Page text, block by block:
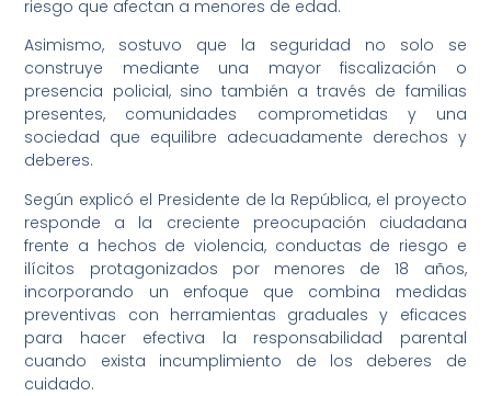
riesgo que afectan a menores de edad.
Asimismo, sostuvo que la seguridad no solo se
construye mediante una mayor fiscalización o
presencia policial, sino también a través de familias
presentes, comunidades comprometidas y una
sociedad que equilibre adecuadamente derechos y
deberes.
Según explicó el Presidente de la República, el proyecto
responde a la creciente preocupación ciudadana
frente a hechos de violencia, conductas de riesgo e
ilícitos protagonizados por menores de 18 años,
incorporando un enfoque que combina medidas
preventivas con herramientas graduales y eficaces
para hacer efectiva la responsabilidad parental
cuando exista incumplimiento de los deberes de
cuidado.